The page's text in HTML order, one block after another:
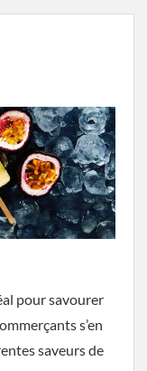
pour savourer
s’en
saveurs de